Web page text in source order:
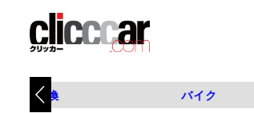
タイヤ交換 バイク